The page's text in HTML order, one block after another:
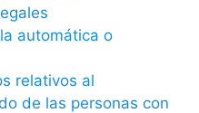
automática o
relativos al
de las personas con